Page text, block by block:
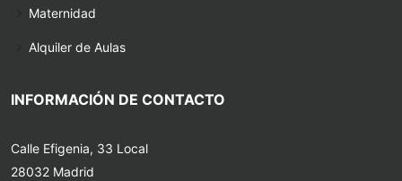
Maternidad
Alquiler de Aulas
INFORMACIÓN DE CONTACTO
Calle Efigenia, 33 Local
28032 Madrid